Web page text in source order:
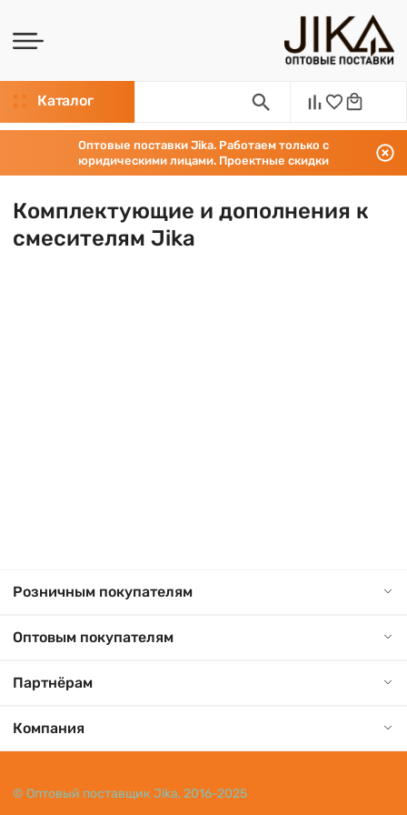
Каталог
Оптовые поставки Jika. Работаем только с
юридическими лицами. Проектные скидки
Комплектующие и дополнения к
смесителям Jika
Розничным покупателям
Оптовым покупателям
Партнёрам
Компания
© Оптовый поставщик Jika, 2016-2025